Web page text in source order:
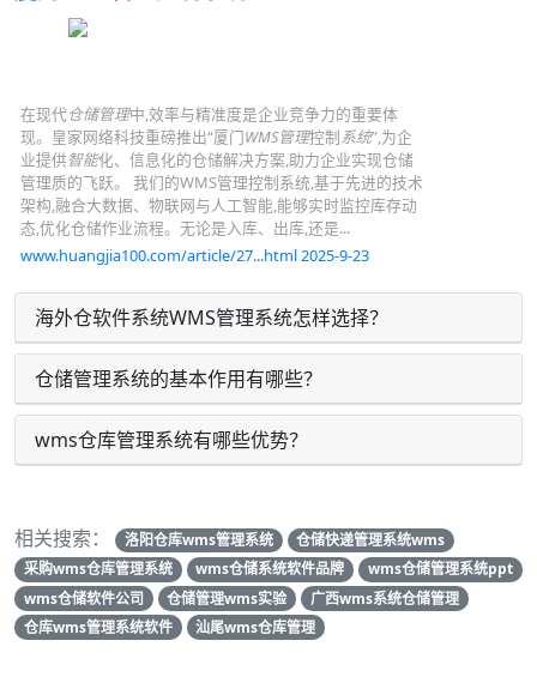
在现代仓储管理中,效率与精准度是企业竞争力的重要体
现。皇家网络科技重磅推出“厦门WMS管理控制系统”,为企
业提供智能化、信息化的仓储解决方案,助力企业实现仓储
管理质的飞跃。 我们的WMS管理控制系统,基于先进的技术
架构,融合大数据、物联网与人工智能,能够实时监控库存动
态,优化仓储作业流程。无论是入库、出库,还是...
www.huangjia100.com/article/27...html 2025-9-23
海外仓软件系统WMS管理系统怎样选择？
仓储管理系统的基本作用有哪些？
wms仓库管理系统有哪些优势？
相关搜索： 洛阳仓库wms管理系统
仓储快递管理系统wms
采购wms仓库管理系统
wms仓储系统软件品牌
wms仓储管理系统ppt
wms仓储软件公司
仓储管理wms实验
广西wms系统仓储管理
仓库wms管理系统软件
汕尾wms仓库管理